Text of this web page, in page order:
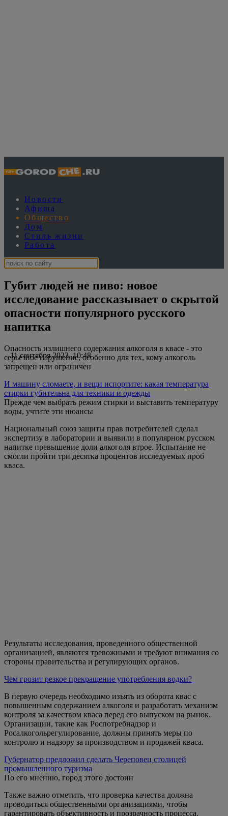
Новости
Афиша
Общество
Дом
Стиль жизни
Работа
Губит людей не пиво: новое
исследование рассказывает о скрытой
опасности популярного русского
напитка
11 сентября 2023, 10:48
Опасность излишнего содержания алкоголя в квасе - это
серьезное нарушение, особенно для тех, кому алкоголь
запрещен или ограничен
И машину сломаете, и вещи испортите: какая температура
стирки губительна для техники и одежды
Прежде чем выбрать режим стирки и выставить температуру
воды, учтите эти нюансы
Национальный союз защиты прав потребителей сделал
экспертизу в лаборатории и выявили в популярном русском
напитке превышение доли алкоголя втрое. Испытание не
смогли пройти три десятка процентов исследуемых проб
кваса.
Результаты исследования, проведенного общественной
организацией, являются тревожными и требуют внимания со
стороны правительства и регулирующих органов.
Чем грозит резкое прекращение употребления водки?
В первую очередь необходимо изъять из оборота квас с
повышенным содержанием алкоголя и разработать механизм
контроля за качеством кваса перед его выпуском на рынок.
Организации, такие как Роспотребнадзор и
Росалкогольрегулирование, должны принять меры по
контролю и надзору за производством и продажей кваса.
Губернатор предложил сделать Череповец столицей
промышленного туризма
По его мнению, город этого достоин
Также важно отметить, что проверка качества должна
проводиться общественными организациями, чтобы
гарантировать объективность и прозрачность процесса.